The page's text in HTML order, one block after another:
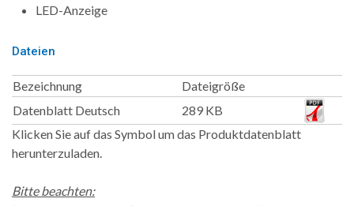
LED-Anzeige
Dateien
Bezeichnung
Dateigröße
Datenblatt Deutsch
289 KB
Klicken Sie auf das Symbol um das Produktdatenblatt
herunterzuladen.
Bitte beachten: